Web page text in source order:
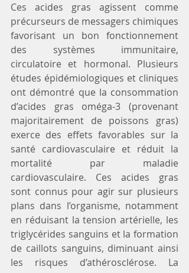
Ces acides gras agissent comme
précurseurs de messagers chimiques
favorisant un bon fonctionnement
des systèmes immunitaire,
circulatoire et hormonal. Plusieurs
études épidémiologiques et cliniques
ont démontré que la consommation
d’acides gras oméga-3 (provenant
majoritairement de poissons gras)
exerce des effets favorables sur la
santé cardiovasculaire et réduit la
mortalité par maladie
cardiovasculaire. Ces acides gras
sont connus pour agir sur plusieurs
plans dans l’organisme, notamment
en réduisant la tension artérielle, les
triglycérides sanguins et la formation
de caillots sanguins, diminuant ainsi
les risques d’athérosclérose. La